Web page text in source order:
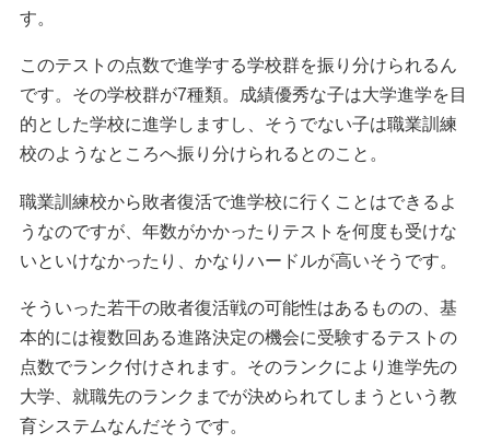
す。
このテストの点数で進学する学校群を振り分けられるん
です。その学校群が7種類。成績優秀な子は大学進学を目
的とした学校に進学しますし、そうでない子は職業訓練
校のようなところへ振り分けられるとのこと。
職業訓練校から敗者復活で進学校に行くことはできるよ
うなのですが、年数がかかったりテストを何度も受けな
いといけなかったり、かなりハードルが高いそうです。
そういった若干の敗者復活戦の可能性はあるものの、基
本的には複数回ある進路決定の機会に受験するテストの
点数でランク付けされます。そのランクにより進学先の
大学、就職先のランクまでが決められてしまうという教
育システムなんだそうです。